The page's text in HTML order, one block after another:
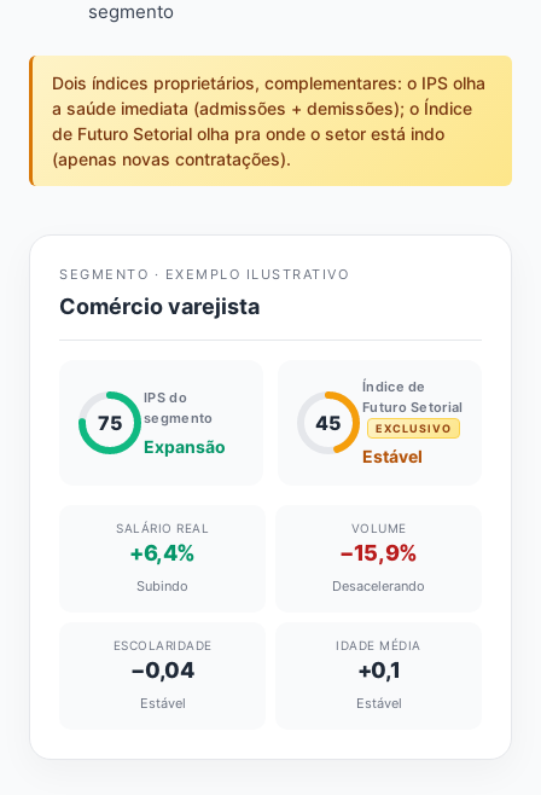
segmento
Dois índices proprietários, complementares: o IPS olha
a saúde imediata (admissões + demissões); o Índice
de Futuro Setorial olha pra onde o setor está indo
(apenas novas contratações).
SEGMENTO · EXEMPLO ILUSTRATIVO
Comércio varejista
75
IPS do
segmento
Expansão
45
Índice de
Futuro Setorial
EXCLUSIVO
Estável
SALÁRIO REAL
+6,4%
Subindo
VOLUME
−15,9%
Desacelerando
ESCOLARIDADE
−0,04
Estável
IDADE MÉDIA
+0,1
Estável